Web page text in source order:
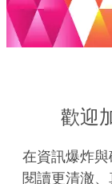
歡迎
在資訊爆炸
閱讀更清澈